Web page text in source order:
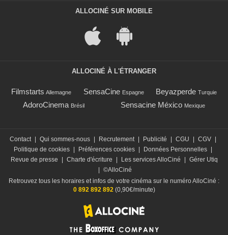
ALLOCINÉ SUR MOBILE
ALLOCINÉ À L'ÉTRANGER
Filmstarts Allemagne SensaCine Espagne Beyazperde Turquie
AdoroCinema Brésil Sensacine México Mexique
Contact | Qui sommes-nous | Recrutement | Publicité | CGU | CGV |
Politique de cookies | Préférences cookies | Données Personnelles |
Revue de presse
| Charte d'écriture | Les services AlloCiné | Gérer Utiq
| ©AlloCiné
Retrouvez tous les horaires et infos de votre cinéma sur le numéro AlloCiné :
0 892 892 892 (0,90€/minute)